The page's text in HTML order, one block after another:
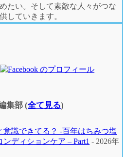
たい。そして素敵な人々がつな
していきます。
集部 (全て見る)
意識できてる？ -百年はちみつ塩
ディションケア – Part1 - 2026年